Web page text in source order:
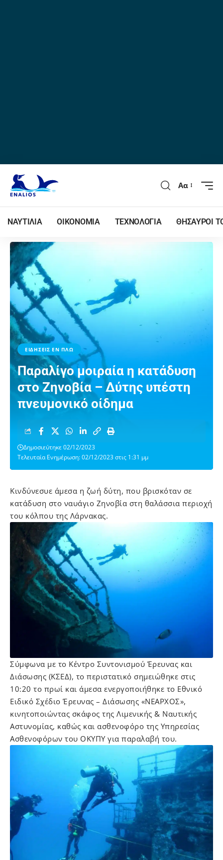
Αα
ΝΑΥΤΙΛΙΑ ΟΙΚΟΝΟΜΙΑ ΤΕΧΝΟΛΟΓΙΑ ΘΗΣΑΥΡΟΙ
ΕΙΔΗΣΕΙΣ ΕΝ ΠΛΩ
Παραλίγο μοιραία η κατάδυση
στο Ζηνοβία – Δύτης υπέστη
πνευμονικό οίδημα
Τελευταία Ενημέρωση: 02/12/2023 στις 1:31 μμ
Δημοσιεύτηκε 02/12/2023
Κινδύνεσυε άμεσα η ζωή δύτη, που βρισκόταν σε
κατάδυση στο ναυάγιο Ζηνοβία στη θαλάσσια περιοχή
του κόλπου της Λάρνακας.
Σύμφωνα με το Κέντρο Συντονισμού Έρευνας και
Διάσωσης (ΚΣΕΔ), το περιστατικό σημειώθηκε στις
10:20 το πρωί και άμεσα ενεργοποιήθηκε το Εθνικό
Ειδικό Σχέδιο Έρευνας – Διάσωσης «ΝΕΑΡΧΟΣ»,
κινητοποιώντας σκάφος της Λιμενικής & Ναυτικής
Αστυνομίας, καθώς και ασθενοφόρο της Υπηρεσίας
Ασθενοφόρων του ΟΚΥΠΥ για παραλαβή του.